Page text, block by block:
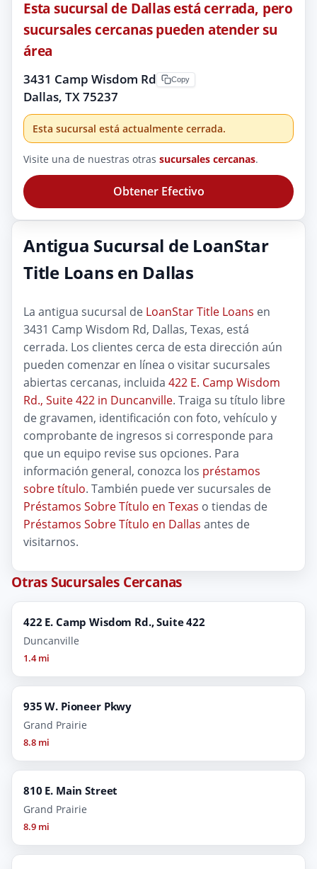
Esta sucursal de Dallas está cerrada, pero
sucursales cercanas pueden atender su
área
3431 Camp Wisdom Rd
Dallas, TX 75237
Copy
Esta sucursal está actualmente cerrada.
Visite una de nuestras otras sucursales cercanas.
Obtener Efectivo
Antigua Sucursal de LoanStar
Title Loans en Dallas
La antigua sucursal de LoanStar Title Loans en
3431 Camp Wisdom Rd, Dallas, Texas, está
cerrada. Los clientes cerca de esta dirección aún
pueden comenzar en línea o visitar sucursales
abiertas cercanas, incluida 422 E. Camp Wisdom
Rd., Suite 422 in Duncanville. Traiga su título libre
de gravamen, identificación con foto, vehículo y
comprobante de ingresos si corresponde para
que un equipo revise sus opciones. Para
información general, conozca los préstamos
sobre título. También puede ver sucursales de
Préstamos Sobre Título en Texas o tiendas de
Préstamos Sobre Título en Dallas antes de
visitarnos.
Otras Sucursales Cercanas
422 E. Camp Wisdom Rd., Suite 422
Duncanville
1.4 mi
935 W. Pioneer Pkwy
Grand Prairie
8.8 mi
810 E. Main Street
Grand Prairie
8.9 mi